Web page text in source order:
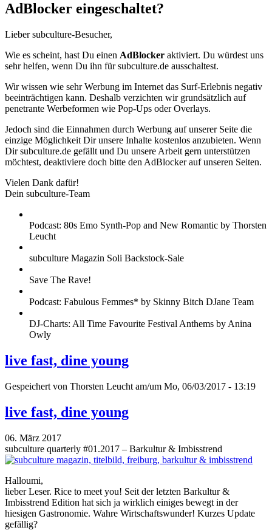
AdBlocker eingeschaltet?
Lieber subculture-Besucher,
Wie es scheint, hast Du einen AdBlocker aktiviert. Du würdest uns
sehr helfen, wenn Du ihn für subculture.de ausschaltest.
Wir wissen wie sehr Werbung im Internet das Surf-Erlebnis negativ
beeinträchtigen kann. Deshalb verzichten wir grundsätzlich auf
penetrante Werbeformen wie Pop-Ups oder Overlays.
Jedoch sind die Einnahmen durch Werbung auf unserer Seite die
einzige Möglichkeit Dir unsere Inhalte kostenlos anzubieten. Wenn
Dir subculture.de gefällt und Du unsere Arbeit gern unterstützen
möchtest, deaktiviere doch bitte den AdBlocker auf unseren Seiten.
Vielen Dank dafür!
Dein subculture-Team
Podcast: 80s Emo Synth-Pop and New Romantic by Thorsten
Leucht
subculture Magazin Soli Backstock-Sale
Save The Rave!
Podcast: Fabulous Femmes* by Skinny Bitch DJane Team
DJ-Charts: All Time Favourite Festival Anthems by Anina
Owly
live fast, dine young
Gespeichert von Thorsten Leucht am/um Mo, 06/03/2017 - 13:19
live fast, dine young
06. März 2017
subculture quarterly #01.2017 – Barkultur & Imbisstrend
Halloumi,
lieber Leser. Rice to meet you! Seit der letzten Barkultur &
Imbisstrend Edition hat sich ja wirklich einiges bewegt in der
hiesigen Gastronomie. Wahre Wirtschaftswunder! Kurzes Update
gefällig?